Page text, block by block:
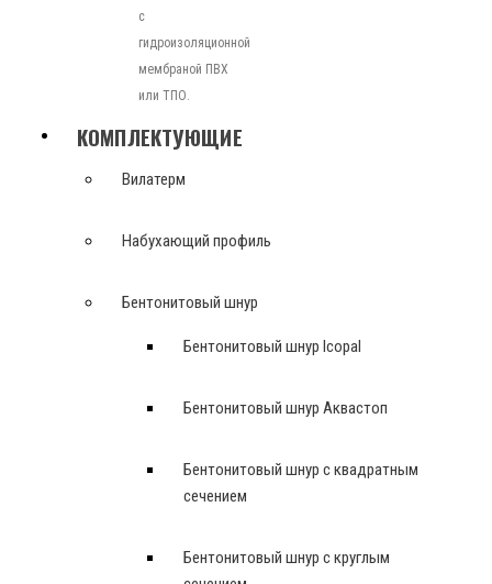
с
гидроизоляционной
мембраной ПВХ
или ТПО.
КОМПЛЕКТУЮЩИЕ
Вилатерм
Набухающий профиль
Бентонитовый шнур
Бентонитовый шнур Icopal
Бентонитовый шнур Аквастоп
Бентонитовый шнур с квадратным
сечением
Бентонитовый шнур с круглым